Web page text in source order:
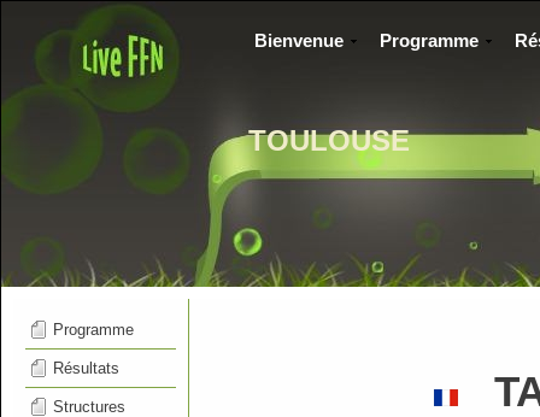
TOULOUSE
Bienvenue Programme
Programme
Résultats
Structures